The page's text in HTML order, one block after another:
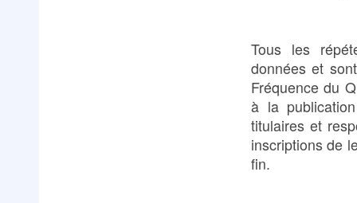
Tous les
données et
Fréquence du
à la
titulaires et
inscriptions de
fin.